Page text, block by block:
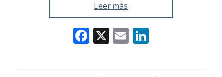
Leer más
Facebook
X EmailLinkedIn